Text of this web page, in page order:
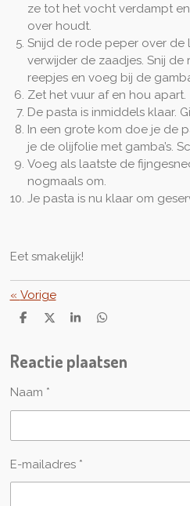
ze tot het vocht verdampt
over houdt.
Snijd de rode peper over de
verwijder de zaadjes. Snij
reepjes en voeg bij de
Zet het vuur af en hou apart.
De pasta is inmiddels klaar.
In een grote kom doe je de
je de olijfolie met gamba’s.
Voeg als laatste de
nogmaals om.
Je pasta is nu klaar om
Eet smakelijk!
« Vorige
D
e
n
D
l
S
r
e
D
e
n
Reactie plaatsen
Naam *
E-mailadres *